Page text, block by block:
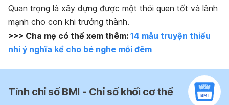
Quan trọng là xây dựng được một thói quen tốt và lành
mạnh cho con khi trưởng thành.
>>> Cha mẹ có thể xem thêm: 14 mẫu truyện thiếu
nhi ý nghĩa kể cho bé nghe mỗi đêm
Tính chỉ số BMI - Chỉ số khối cơ thể